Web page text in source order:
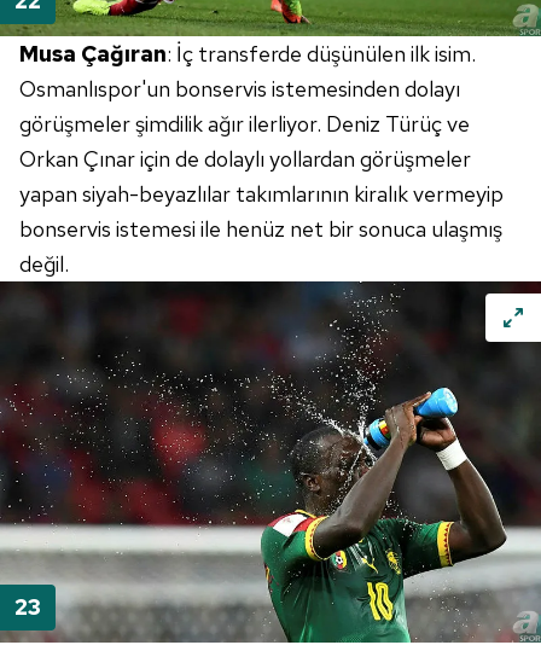
Musa Çağıran: İç transferde düşünülen ilk isim.
Osmanlıspor'un bonservis istemesinden dolayı
görüşmeler şimdilik ağır ilerliyor. Deniz Türüç ve
Orkan Çınar için de dolaylı yollardan görüşmeler
yapan siyah-beyazlılar takımlarının kiralık vermeyip
bonservis istemesi ile henüz net bir sonuca ulaşmış
değil.